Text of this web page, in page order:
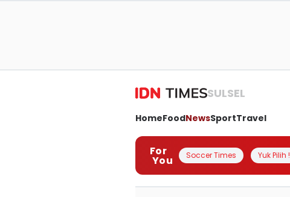
SULSEL
HomeFoodNewsSportTravel
For
You Soccer Times Yuk Pilih !